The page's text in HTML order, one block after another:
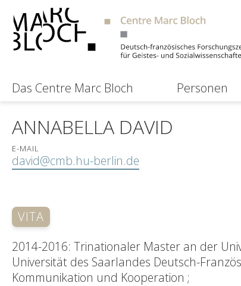
Das Centre Marc Bloch Personen
ANNABELLA DAVID
E-MAIL
david@cmb.hu-berlin.de
VITA
2014-2016: Trinationaler Master an der
Universität des Saarlandes Deutsch-
Kommunikation und Kooperation ;